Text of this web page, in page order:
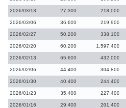
2026/03/13 27,300 218,000
2026/03/06 36,600 219,900
2026/02/27 50,200 338,100
2026/02/20 60,200 1,597,400
2026/02/13 65,600 432,000
2026/02/06 44,400 304,800
2026/01/30 40,400 244,400
2026/01/23 35,400 227,400
2026/01/16 29,400 201,400